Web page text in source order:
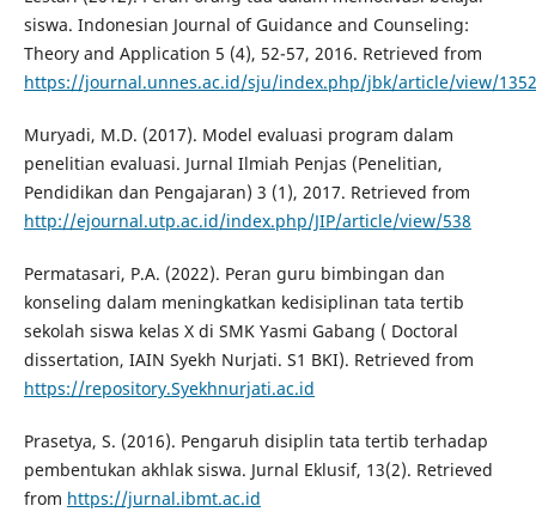
siswa. Indonesian Journal of Guidance and Counseling:
Theory and Application 5 (4), 52-57, 2016. Retrieved from
https://journal.unnes.ac.id/sju/index.php/jbk/article/view/
Muryadi, M.D. (2017). Model evaluasi program dalam
penelitian evaluasi. Jurnal Ilmiah Penjas (Penelitian,
Pendidikan dan Pengajaran) 3 (1), 2017. Retrieved from
http://ejournal.utp.ac.id/index.php/JIP/article/view/538
Permatasari, P.A. (2022). Peran guru bimbingan dan
konseling dalam meningkatkan kedisiplinan tata tertib
sekolah siswa kelas X di SMK Yasmi Gabang ( Doctoral
dissertation, IAIN Syekh Nurjati. S1 BKI). Retrieved from
https://repository.Syekhnurjati.ac.id
Prasetya, S. (2016). Pengaruh disiplin tata tertib terhadap
pembentukan akhlak siswa. Jurnal Eklusif, 13(2). Retrieved
from https://jurnal.ibmt.ac.id